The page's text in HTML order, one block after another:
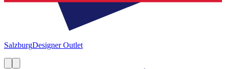
SalzburgDesigner Outlet